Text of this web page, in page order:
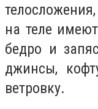
на теле
бедро и
джинсы,
ветровку.